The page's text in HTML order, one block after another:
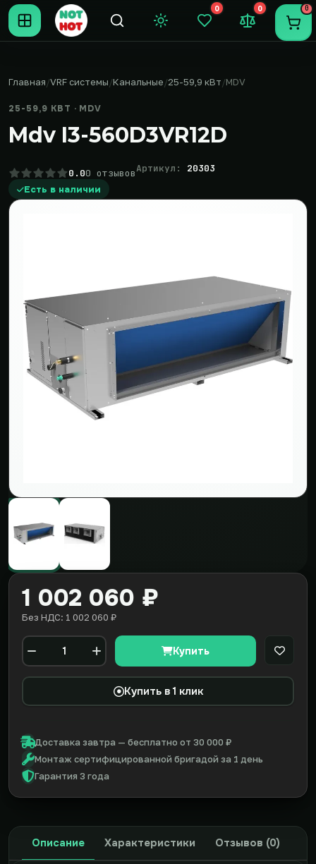
Темная тема
0
Закладки (0)
0
Сравнение
0
Главная VRF системы Канальные 25-59,9 кВт MDV
25-59,9 КВТ · MDV
Mdv I3-560D3VR12D
0.00 отзывовАртикул: 20303
Есть в наличии
1 002 060 ₽
Без НДС: 1 002 060 ₽
Количество
Купить В
Купить в 1 клик
Доставка завтра — бесплатно от 30 000 ₽
Монтаж сертифицированной бригадой за 1 день
Гарантия 3 года
Описание Характеристики Отзывов (0)